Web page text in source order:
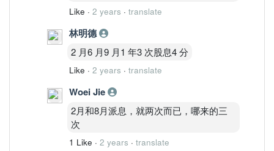
Like · 2 years · translate
林明德
2 月6 月9 月1 年3 次股息4 分
Like · 2 years · translate
Woei Jie
2月和8月派息，就两次而已，哪来的三
次
1 Like · 2 years · translate